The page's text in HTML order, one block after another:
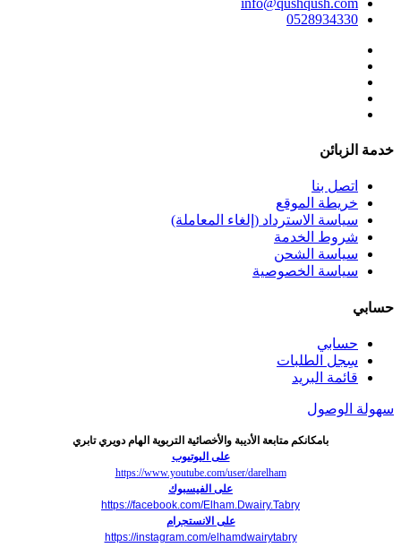
info@qushqush.com
0528934330
خدمة الزبائن
اتصل بنا
خريطة الموقع
سياسة الاسترداد (إلغاء المعاملة)
شروط الخدمة
سياسة الشحن
سياسة الخصوصية
حسابي
حسابي
سِجل الطلبات
قائمة البريد
سهولة الوصول
بامكانكم متابعة الأديبة والأخصائية التربوية الهام دويري تابري
على اليوتيوب
https://www.youtube.com/user/darelham
على الفيسبوك
https://facebook.com/Elham.Dwairy.Tabry
على الانستجرام
https://instagram.com/elhamdwairytabry